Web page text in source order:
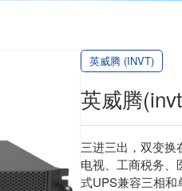
英威腾 (INVT)
英威腾
三进三出，双变换
电视、工商税务、
式UPS兼容三相和